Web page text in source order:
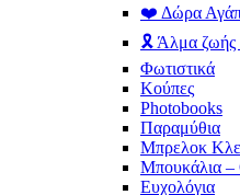
❤️ Δώρα
🎗️ Άλμα
Φωτιστικά
Κούπες
Photobooks
Παραμύθια
Μπρελοκ
Μπουκάλια –
Ευχολόγια